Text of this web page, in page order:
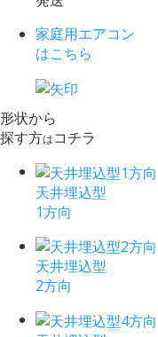
家庭用エアコン
はこちら
形状から
探す方はコチラ
天井埋込型
1方向
天井埋込型
2方向